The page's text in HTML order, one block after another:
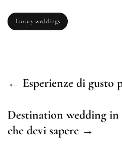
Luxury weddings
← Esperienze di gusto
Destination wedding
che devi sapere →